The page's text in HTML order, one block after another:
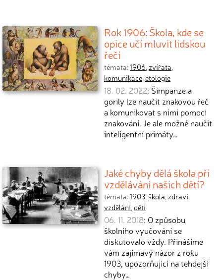
Rok 1906: Škola, kde se
opice učí mluvit lidskou
řečí
témata:1906, zvířata,
komunikace,etologie
18. 02. 2022: Šimpanze a
gorily lze naučit znakovou řeč
a komunikovat s nimi pomocí
znakování. Je ale možné naučit
inteligentní primáty…
Jaké chyby dělá škola při
vzdělávání našich dětí?
témata:1903, škola, zdraví,
vzdělání,děti
06. 11. 2018: O způsobu
školního vyučování se
diskutovalo vždy. Přinášíme
vám zajímavý názor z roku
1903, upozorňující na tehdejší
chyby…